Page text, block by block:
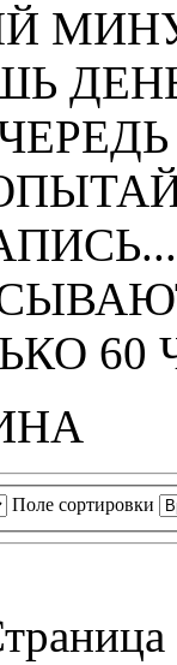
60
Поле сортировки